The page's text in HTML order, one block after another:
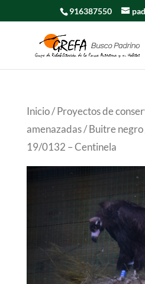
916387550
Inicio/ Proyectos de
amenazadas/ Buitre negro
19/0132 – Centinela